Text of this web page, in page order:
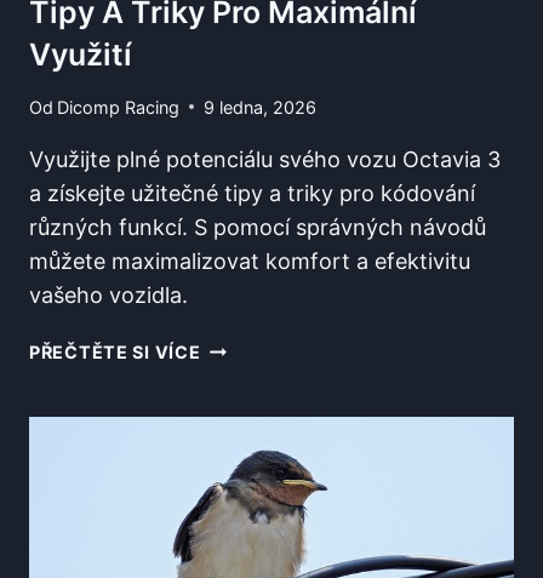
Tipy A Triky Pro Maximální
Využití
Od Dicomp Racing 9 ledna, 2026
Využijte plné potenciálu svého vozu Octavia 3
a získejte užitečné tipy a triky pro kódování
různých funkcí. S pomocí správných návodů
můžete maximalizovat komfort a efektivitu
vašeho vozidla.
PŘEČTĚTE SI VÍCE CO
OCTAVIA
3:
TIPY
A